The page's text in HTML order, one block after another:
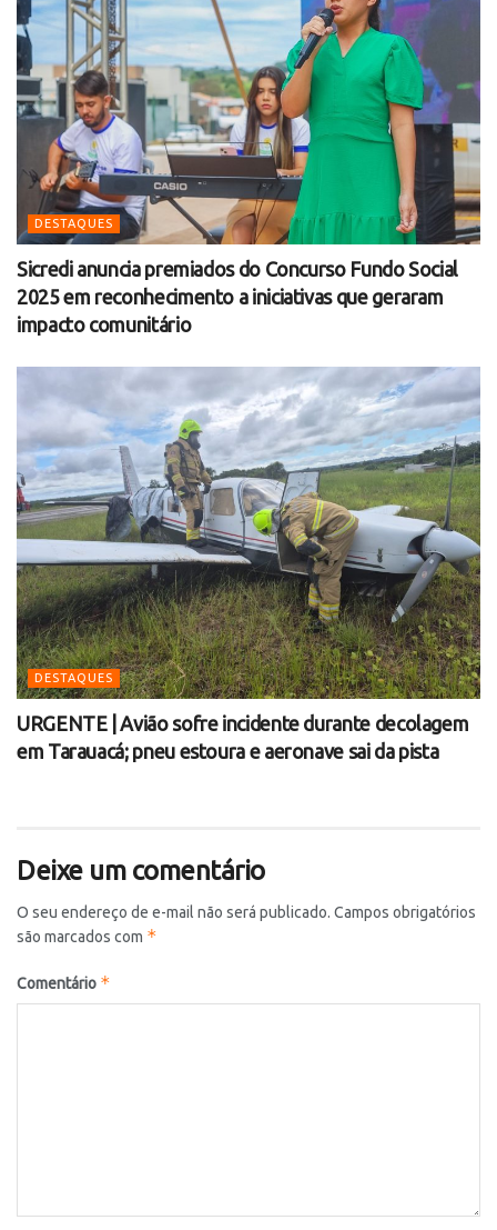
DESTAQUES
Sicredi anuncia premiados do Concurso Fundo Social
2025 em reconhecimento a iniciativas que geraram
impacto comunitário
DESTAQUES
URGENTE | Avião sofre incidente durante decolagem
em Tarauacá; pneu estoura e aeronave sai da pista
Deixe um comentário
O seu endereço de e-mail não será publicado. Campos obrigatórios
são marcados com *
Comentário *